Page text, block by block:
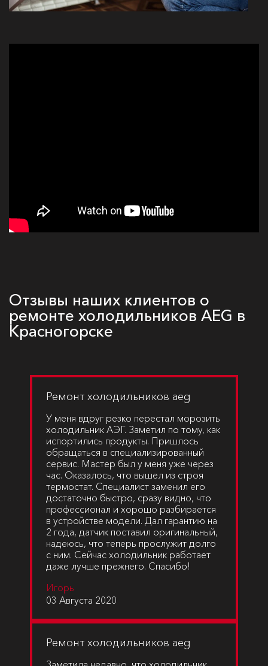
Отзывы наших клиентов о
ремонте холодильников AEG в
Красногорске
Ремонт холодильников aeg
У меня вдруг резко перестал морозить
холодильник АЭГ. Заметил по тому, как
испортились продукты. Пришлось
обращаться в специализированный
сервис. Мастер был у меня уже через
час. Оказалось, что вышел из строя
термостат. Специалист заменил его
достаточно быстро, сразу видно, что
профессионал и хорошо разбирается
в устройстве модели. Дал гарантию на
2 года, датчик поставил оригинальный,
надеюсь, что теперь прослужит долго
с ним. Сейчас холодильник работает
даже лучше прежнего. Спасибо!
Игорь
03 Августа 2020
Ремонт холодильников aeg